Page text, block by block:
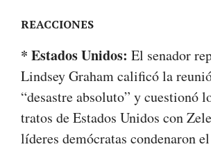
REACCIONES
* Estados Unidos: El senador
Lindsey Graham calificó la
“desastre absoluto” y cuestionó
tratos de Estados Unidos con
líderes demócratas condenaron